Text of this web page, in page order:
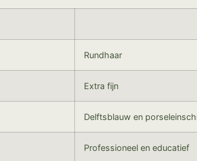
Rundhaar
Extra fijn
Delftsblauw en
Professioneel en educatief